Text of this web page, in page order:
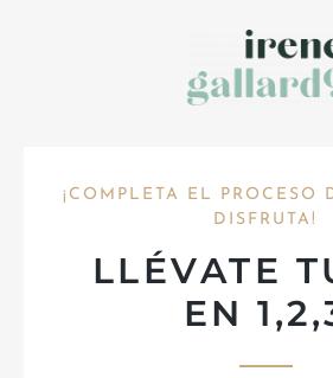
¡COMPLETA EL PROCESO
DISFRUTA!
LLÉVATE
EN